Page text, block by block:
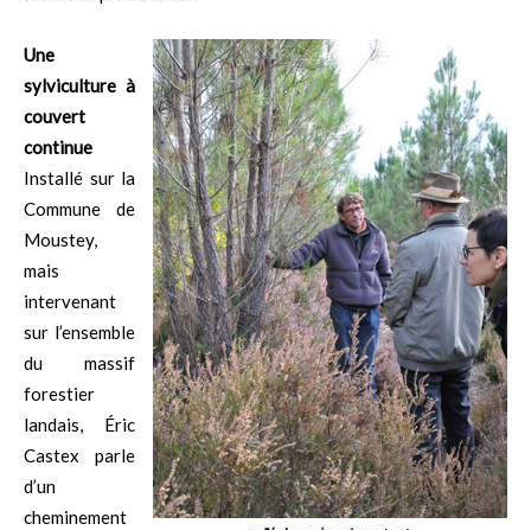
Une
sylviculture à
couvert
continue
Installé sur la
Commune de
Moustey,
mais
intervenant
sur l’ensemble
du massif
forestier
landais, Éric
Castex parle
d’un
cheminement